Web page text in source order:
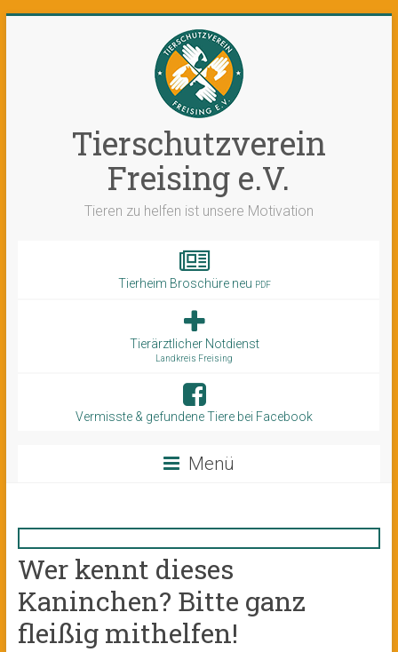
Tierschutzverein
Freising e.V.
Tieren zu helfen ist unsere Motivation
Tierheim Broschüre neu PDF
Tierärztlicher Notdienst
Landkreis Freising
Vermisste & gefundene Tiere bei Facebook
Menü
Wer kennt dieses
Kaninchen? Bitte ganz
fleißig mithelfen!